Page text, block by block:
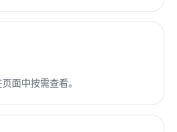
面中按需查看。